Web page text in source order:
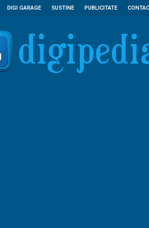
DIGI GARAGE SUSTINE PUBLICITATE